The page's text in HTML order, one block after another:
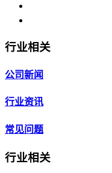
行业相关
公司新闻
行业资讯
常见问题
行业相关